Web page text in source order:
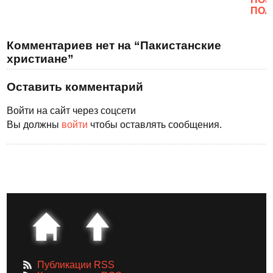
Комментариев нет на “Пакистанские
христиане”
Оставить комментарий
Войти на сайт через соцсети
Вы должны войти чтобы оставлять сообщения.
Публикации RSS